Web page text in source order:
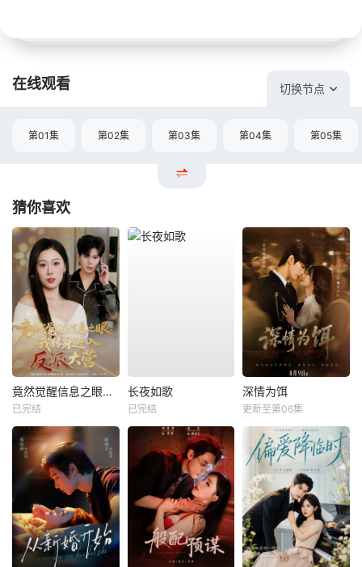
在线观看 切换节点
第01集 第02集 第03集 第04集 第05集
猜你喜欢
竟然觉醒信息之眼，我转身进入反派大营
已完结
长夜如歌
已完结
深情为饵
更新至第06集